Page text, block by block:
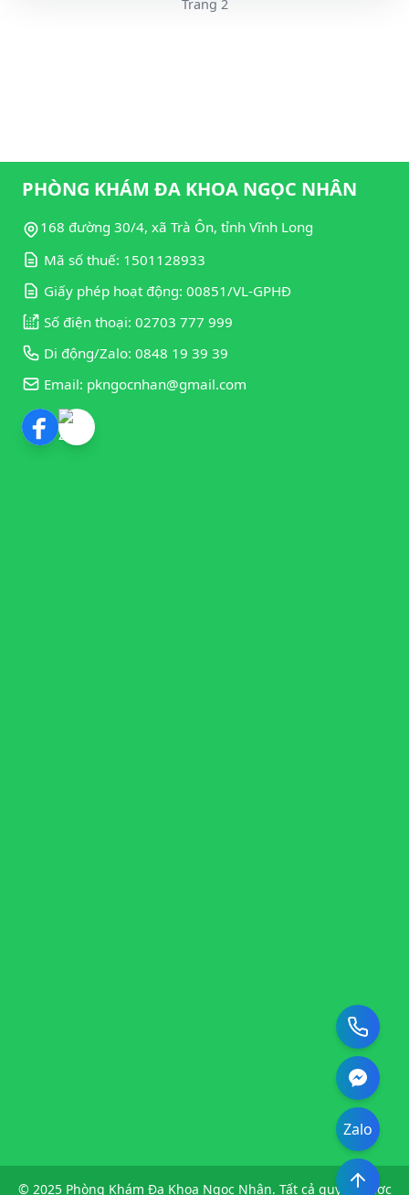
Trang 2
PHÒNG KHÁM ĐA KHOA NGỌC NHÂN
168 đường 30/4, xã Trà Ôn, tỉnh Vĩnh Long
Mã số thuế: 1501128933
Giấy phép hoạt động: 00851/VL-GPHĐ
Số điện thoại: 02703 777 999
Di động/Zalo: 0848 19 39 39
Email: pkngocnhan@gmail.com
© 2025 Phòng Khám Đa Khoa Ngọc Nhân. Tất cả quyền được
Zalo